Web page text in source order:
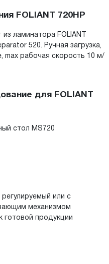
FOLIANT 720HP
ламинатора FOLIANT
520. Ручная загрузка,
max рабочая скорость 10 м/
для FOLIANT
стол MS720
регулируемый или с
механизмом
готовой продукции